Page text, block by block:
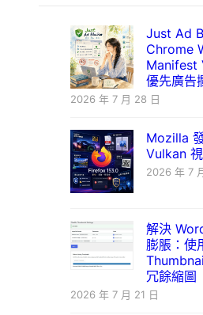
Just Ad
Chrome
Manifest
優先廣告
2026 年 7 月 28 日
Mozilla
Vulkan
2026 年 7
解決
膨脹：使
冗餘縮圖
2026 年 7 月 21 日